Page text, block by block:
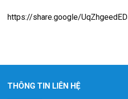
https://share.google/
THÔNG TIN LIÊN HỆ